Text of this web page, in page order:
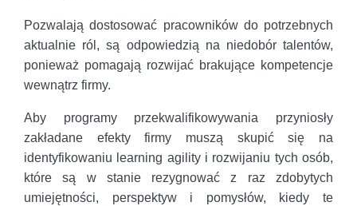
Pozwalają dostosować pracowników do potrzebnych
aktualnie ról, są odpowiedzią na niedobór talentów,
ponieważ pomagają rozwijać brakujące kompetencje
wewnątrz firmy.
Aby programy przekwalifikowywania przyniosły
zakładane efekty firmy muszą skupić się na
identyfikowaniu learning agility i rozwijaniu tych osób,
które są w stanie rezygnować z raz zdobytych
umiejętności, perspektyw i pomysłów, kiedy te